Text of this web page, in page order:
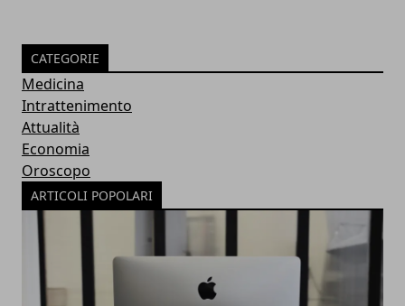
CATEGORIE
Medicina
Intrattenimento
Attualità
Economia
Oroscopo
ARTICOLI POPOLARI